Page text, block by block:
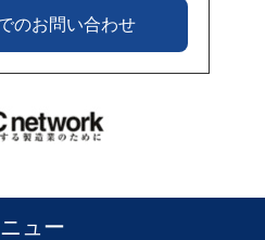
のお問い合わせ
ュー